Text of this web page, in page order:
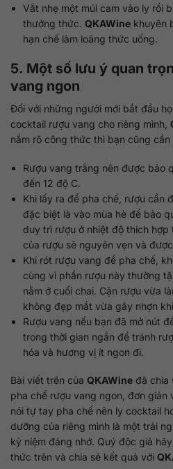
Vắt nhẹ một múi cam vào ly rồi
thưởng thức.QKAWine khuyên
hạn chế làm loãng thức uống.
5. Một số lưu ý quan
vang ngon
Đối với những người mới bắt đầu
cocktail rượu vang cho riêng mình,
nắm rõ công thức thì bạn cũng
Rượu vang trắng nên được bảo
đến 12 độ C.
Khi lấy ra để pha chế, rượu cần
đặc biệt là vào mùa hè để bảo
duy trì rượu ở nhiệt độ thích
của rượu sẽ nguyên vẹn và
Khi rót rượu vang để pha chế,
cùng vì phần rượu này thường
nằm ở cuối chai. Cặn rượu vừa
không đẹp mắt vừa gây nhợn
Rượu vang nếu bạn đã mở nút
trong thời gian ngắn để tránh
hóa và hương vị ít ngon đi.
Bài viết trên của QKAWine đã chia
pha chế rượu vang ngon, đơn giản
nói tự tay pha chế nên ly cocktail
dưỡng của riêng mình là một trải
kỷ niệm đáng nhớ. Quý độc giả
thức trên và chia sẻ kết quả với